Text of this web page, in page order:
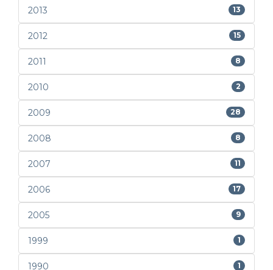
2013 13
2012 15
2011 8
2010 2
2009 28
2008 8
2007 11
2006 17
2005 9
1999 1
1990 1